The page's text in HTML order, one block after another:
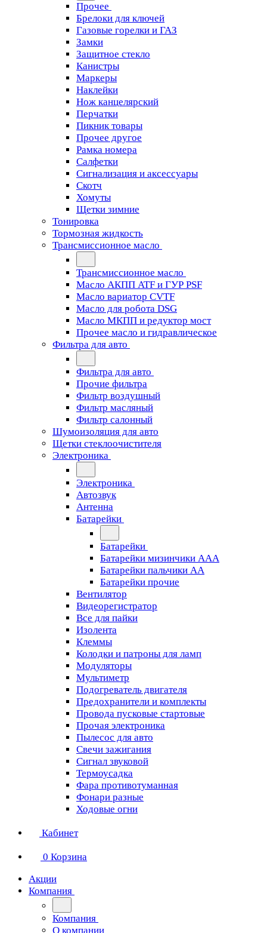
Прочее
Брелоки для ключей
Газовые горелки и ГАЗ
Замки
Защитное стекло
Канистры
Маркеры
Наклейки
Нож канцелярский
Перчатки
Пикник товары
Прочее другое
Рамка номера
Салфетки
Сигнализация и аксессуары
Скотч
Хомуты
Щетки зимние
Тонировка
Тормозная жидкость
Трансмиссионное масло
Трансмиссионное масло
Масло АКПП ATF и ГУР PSF
Масло вариатор CVTF
Масло для робота DSG
Масло МКПП и редуктор мост
Прочее масло и гидравлическое
Фильтра для авто
Фильтра для авто
Прочие фильтра
Фильтр воздушный
Фильтр масляный
Фильтр салонный
Шумоизоляция для авто
Щетки стеклоочистителя
Электроника
Электроника
Автозвук
Антенна
Батарейки
Батарейки
Батарейки мизинчики ААА
Батарейки пальчики АА
Батарейки прочие
Вентилятор
Видеорегистратор
Все для пайки
Изолента
Клеммы
Колодки и патроны для ламп
Модуляторы
Мультиметр
Подогреватель двигателя
Предохранители и комплекты
Провода пусковые стартовые
Прочая электроника
Пылесос для авто
Свечи зажигания
Сигнал звуковой
Термоусадка
Фара противотуманная
Фонари разные
Ходовые огни
Кабинет
0 Корзина
Акции
Компания
Компания
О компании